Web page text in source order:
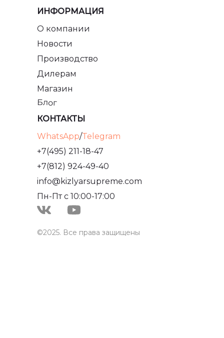
ИНФОРМАЦИЯ
КОНТАКТЫ
©2025. Все права защищены
О компании
Новости
Производство
Дилерам
Магазин
WhatsApp/Telegram
+7(495) 211-18-47
+7(812) 924-49-40
info@kizlyarsupreme.com
Пн-Пт с 10:00-17:00
Блог